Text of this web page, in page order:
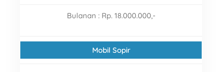
Bulanan : Rp. 18.000.000,-
Mobil Sopir